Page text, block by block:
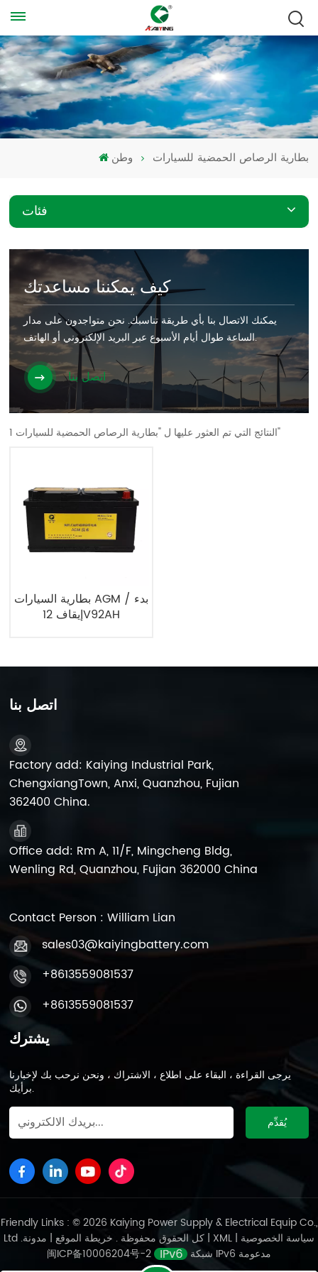
وطن بطارية الرصاص الحمضية للسيارات
فئات
كيف يمكننا مساعدتك
يمكنك الاتصال بنا بأي طريقة تناسبك. نحن متواجدون على مدار
الساعة طوال أيام الأسبوع عبر البريد الإلكتروني أو الهاتف.
اتصل بنا
1 النتائج التي تم العثور عليها ل "بطارية الرصاص الحمضية للسيارات"
بطارية السيارات AGM بدء /
إيقاف 12V92AH
اتصل بنا
Factory add: Kaiying Industrial Park,
ChengxiangTown, Anxi, Quanzhou, Fujian
362400 China.
Office add: Rm A, 11/F, Mingcheng Bldg,
Wenling Rd, Quanzhou, Fujian 362000 China
Contact Person : William Lian
sales03@kaiyingbattery.com
+8613559081537
+8613559081537
يشترك
يرجى القراءة ، البقاء على اطلاع ، الاشتراك ، ونحن نرحب بك لإخبارنا
برأيك.
Friendly Links : © 2026 Kaiying Power Supply & Electrical Equip Co.,
Ltd .كل الحقوق محفوظة . خريطة الموقع | | XML | سياسة الخصوصية
闽ICP备10006204号-2
شبكة IPv6 مدعومة